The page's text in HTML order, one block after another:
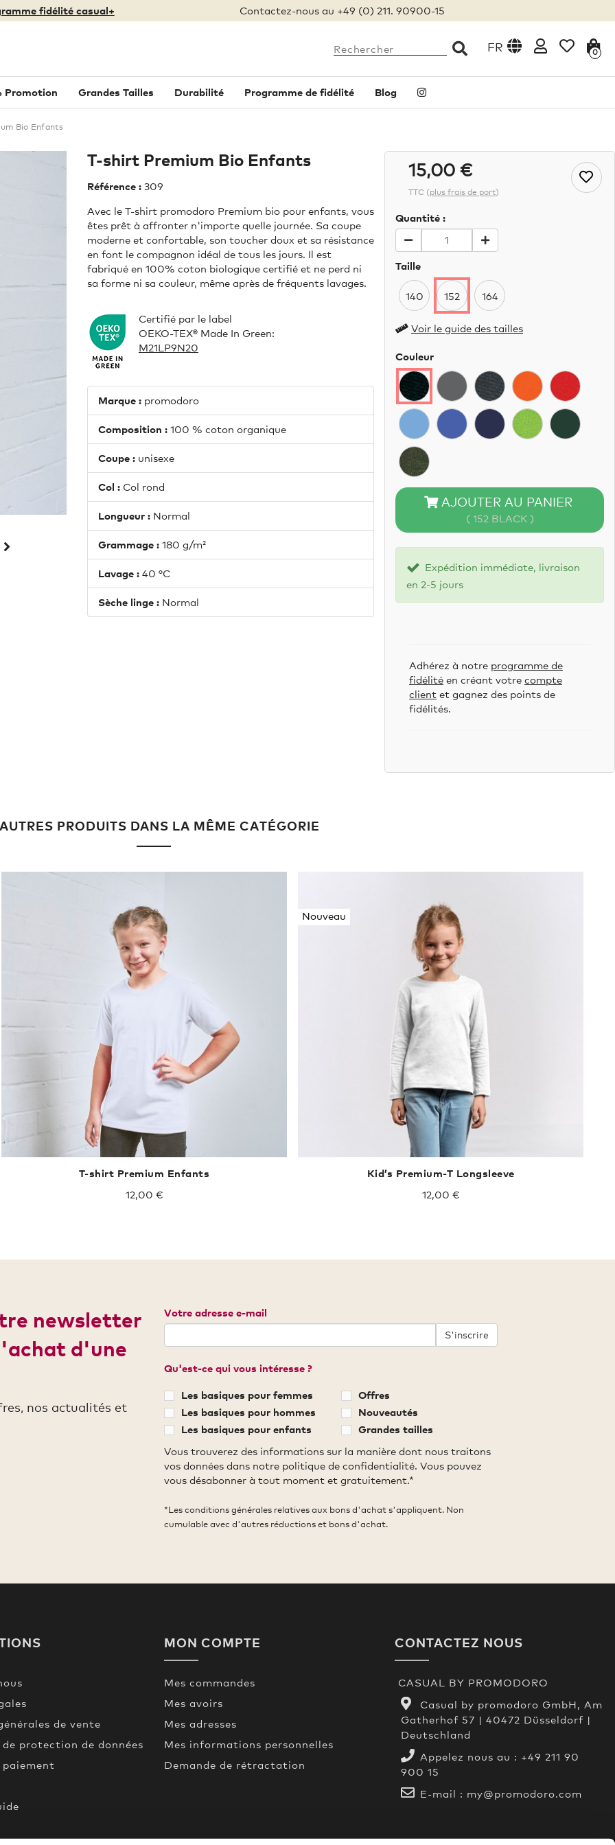
fidélité casual+ Contactez-nous au +49 (0) 211. 90900-15
FR 0
Promotion Grandes Tailles Durabilité Programme de fidélité Blog
Bio Enfants
15,00 €
TTC (plus frais de port)
Quantité :
Taille
140 152 164
Voir le guide des tailles
Couleur
AJOUTER AU PANIER
( 152 BLACK )
Expédition immédiate, livraison
en 2-5 jours
Adhérez à notre programme de
fidélité en créant votre compte
client et gagnez des points de
fidélités.
T-shirt Premium Bio Enfants
Référence : 309
Avec le T-shirt promodoro Premium bio pour enfants, vous
êtes prêt à affronter n'importe quelle journée. Sa coupe
moderne et confortable, son toucher doux et sa résistance
en font le compagnon idéal de tous les jours. Il est
fabriqué en 100% coton biologique certifié et ne perd ni
sa forme ni sa couleur, même après de fréquents lavages.
Certifié par le label
OEKO-TEX® Made In Green:
M21LP9N20
Marque : promodoro
Composition : 100 % coton organique
Coupe : unisexe
Col : Col rond
Longueur : Normal
Grammage : 180 g/m²
Lavage : 40 °C
Sèche linge : Normal
PRODUITS DANS LA MÊME CATÉGORIE
T-shirt Premium Enfants
12,00 €
Nouveau
Kid’s Premium-T Longsleeve
12,00 €
newsletter
d'une
nos actualités et
Votre adresse e-mail
S'inscrire
Qu'est-ce qui vous intéresse ?
Les basiques pour femmes
Les basiques pour hommes
Les basiques pour enfants
Offres
Nouveautés
Grandes tailles
Vous trouverez des informations sur la manière dont nous traitons
vos données dans notre politique de confidentialité. Vous pouvez
vous désabonner à tout moment et gratuitement.*
*Les conditions générales relatives aux bons d'achat s'appliquent. Non
cumulable avec d'autres réductions et bons d'achat.
de vente
protection de données
MON COMPTE
Mes commandes
Mes avoirs
Mes adresses
Mes informations personnelles
Demande de rétractation
CONTACTEZ NOUS
CASUAL BY PROMODORO
Casual by promodoro GmbH, Am
Gatherhof 57 | 40472 Düsseldorf |
Deutschland
Appelez nous au : +49 211 90
900 15
E-mail : my@promodoro.com